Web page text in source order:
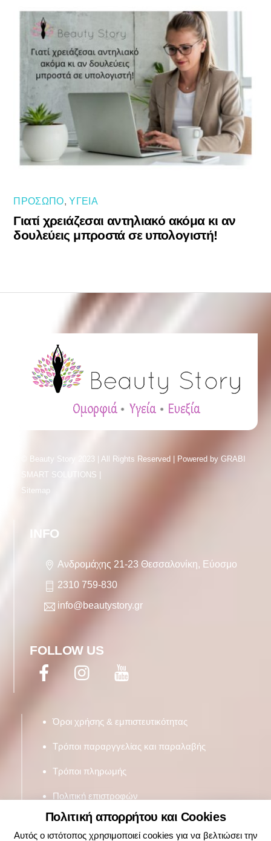
ΠΡΌΣΩΠΟ,ΥΓΕΊΑ
Γιατί χρειάζεσαι αντηλιακό ακόμα κι αν
δουλεύεις μπροστά σε υπολογιστή!
© Beauty Story 2023 | All Rights Reserved | Powered byGRABI
SMART SOLUTIONS |
Sitemap
INFO
Ανδρομάχης 21-23 Θεσσαλονίκη, Εύοσμο
2310 759-830
info@beautystory.gr
FOLLOW US
Facebook Twitter
Όροι χρήσης & εμπιστευτικότητας
Τρόποι παραργγελίας και παραλαβής
Τρόποι πληρωμής
Πολιτική επιστροφών
Πολιτική απορρήτου και Cookies
Αυτός ο ιστότοπος χρησιμοποιεί cookies για να βελτιώσει την